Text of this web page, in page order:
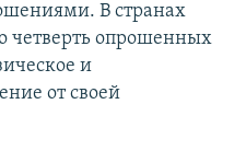
В странах
четверть опрошенных
и
от своей